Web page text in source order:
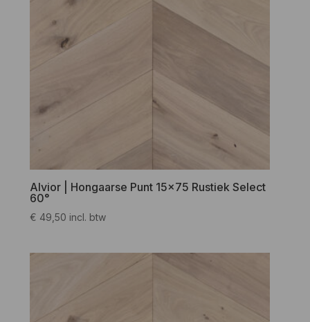
Alvior | Hongaarse Punt 15×75 Rustiek Select
60°
€ 49,50 incl. btw